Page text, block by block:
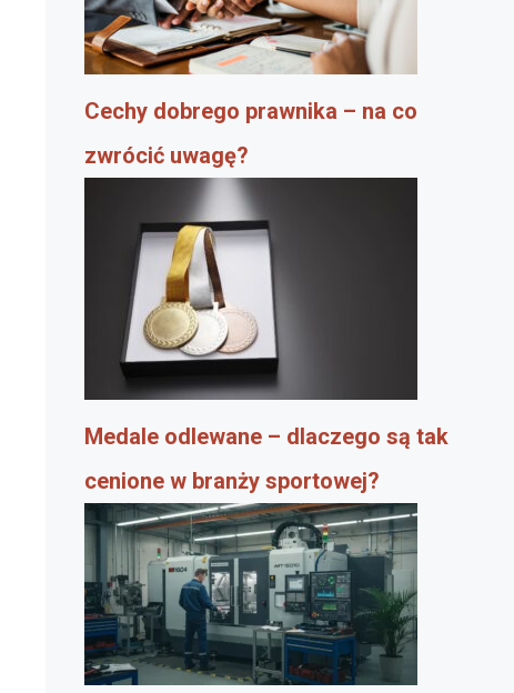
Cechy dobrego prawnika – na co
zwrócić uwagę?
Medale odlewane – dlaczego są tak
cenione w branży sportowej?